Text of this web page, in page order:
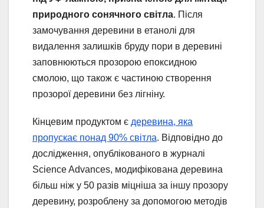
природного сонячного світла. Після
замочування деревини в етанолі для
видалення залишків бруду пори в деревині
заповнюються прозорою епоксидною
смолою, що також є частиною створення
прозорої деревини без лігніну.
Кінцевим продуктом є деревина, яка
пропускає понад 90% світла. Відповідно до
дослідження, опублікованого в журналі
Science Advances, модифікована деревина
більш ніж у 50 разів міцніша за іншу прозору
деревину, розроблену за допомогою методів